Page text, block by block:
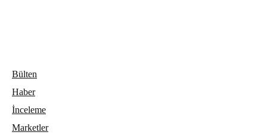
Bülten
Haber
İnceleme
Marketler